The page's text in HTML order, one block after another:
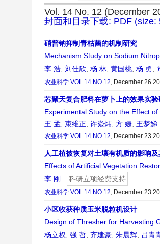
Vol. 14 No. 12 (December
封面和目录下载: PDF (size:
硝普钠抑制青枯菌的机制研究
Mechanism Study on Sodium
李 浩 刘佳欣 杨 林 黄国桃 杨 勇
农业科学 VOL.14 NO.12, December 26
芯聚天复合肥料在萝卜上的效果实验
Experimental Study on the Effect
王 孟
束维正 许焱炜 方 婕 王梦娣
农业科学 VOL.14 NO.12, December 23
人工植被恢复对土壤有机质的影响
Effects of Artificial Vegetation
李 刚
科研立项经费支持
农业科学 VOL.14 NO.12, December 23
小区收获种质玉米脱粒机设计
Design of Thresher for Harvesting
杨立权 强 哲 齐建豪 朱晨辉 吕青